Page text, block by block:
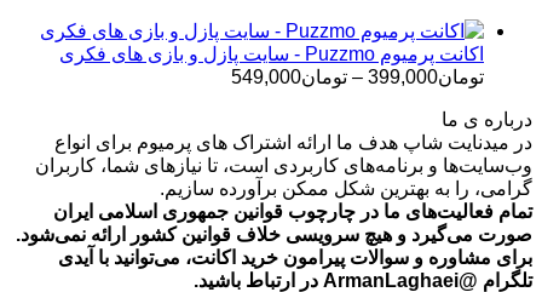
تومان699,000
اکانت پرمیوم Puzzmo - سایت پازل و بازی های فکری
تومان399,000
– تومان549,000
تا
تومان549,000
درباره ی ما
در میدنایت شاپ هدف ما ارائه اشتراک های پرمیوم برای انواع
وب‌سایت‌ها و برنامه‌های کاربردی است، تا نیازهای شما، کاربران
گرامی، را به بهترین شکل ممکن برآورده سازیم.
تمام فعالیت‌های ما در چارچوب قوانین جمهوری اسلامی ایران
صورت می‌گیرد و هیچ سرویسی خلاف قوانین کشور ارائه نمی‌شود.
برای مشاوره و سوالات پیرامون خرید اکانت، می‌توانید با آیدی
تلگرام @ArmanLaghaei در ارتباط باشید.